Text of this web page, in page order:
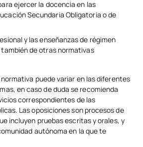
ejercer la docencia en las
Secundaria Obligatoria o de
y las enseñanzas de régimen
de otras normativas
puede variar en las diferentes
en caso de duda se recomienda
correspondientes de las
Las oposiciones son procesos de
incluyen pruebas escritas y orales, y
autónoma en la que te